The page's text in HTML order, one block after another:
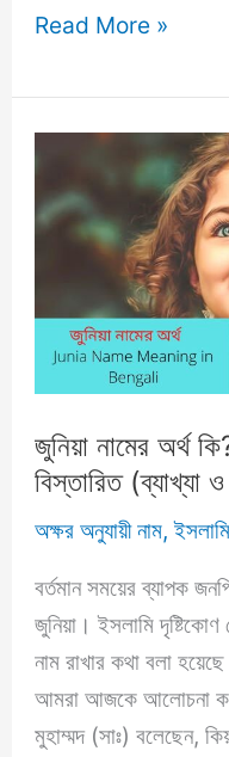
জারা
অর্থ
কি?
বিস্তারিত
ব্যাখ্যা
জানুন!
Read More »
জুনিয়া নামের অর্থ
বিস্তারিত (ব্যাখ্যা
অক্ষর অনুযায়ী নাম,
বর্তমান সময়ের ব্যাপক
জুনিয়া। ইসলামি
নাম রাখার কথা বলা
আমরা আজকে আলোচনা
মুহাম্মদ (সাঃ) বলেছেন,